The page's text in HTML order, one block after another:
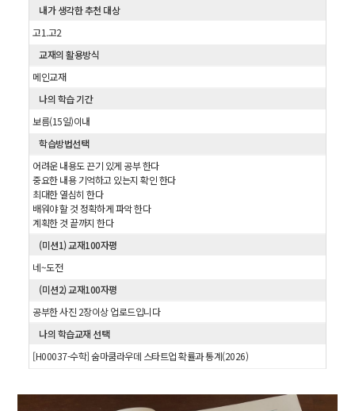
내가 생각한 추천 대상
고1.고2
교재의 활용방식
메인교재
나의 학습 기간
보름(15일)이내
학습방법선택
어려운 내용도 끈기 있게 공부 한다
중요한 내용 기억하고 있는지 확인 한다
최대한 열심히 한다
배워야 할 것 정확하게 파악 한다
계획한 것 끝까지 한다
(미션1) 교재100자평
네~도전
(미션2) 교재100자평
공부한 사진 2장이상 업로드입니다
나의 학습교재 선택
[H00037-수학] 숨마쿰라우데 스타트업 확률과 통계(2026)